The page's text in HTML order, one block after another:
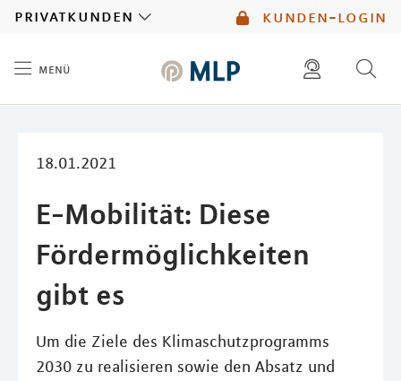
kunden-login
privatkunden
menü
18.01.2021
E-Mobilität: Diese
Fördermöglichkeiten
gibt es
Um die Ziele des Klimaschutzprogramms
2030 zu realisieren sowie den Absatz und